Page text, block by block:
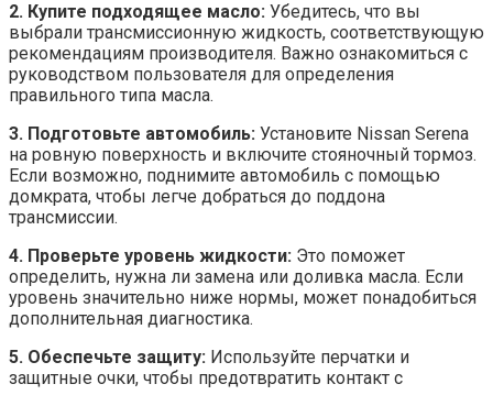
2. Купите подходящее масло: Убедитесь, что вы
выбрали трансмиссионную жидкость, соответствующую
рекомендациям производителя. Важно ознакомиться с
руководством пользователя для определения
правильного типа масла.
3. Подготовьте автомобиль: Установите Nissan Serena
на ровную поверхность и включите стояночный тормоз.
Если возможно, поднимите автомобиль с помощью
домкрата, чтобы легче добраться до поддона
трансмиссии.
4. Проверьте уровень жидкости: Это поможет
определить, нужна ли замена или доливка масла. Если
уровень значительно ниже нормы, может понадобиться
дополнительная диагностика.
5. Обеспечьте защиту: Используйте перчатки и
защитные очки, чтобы предотвратить контакт с